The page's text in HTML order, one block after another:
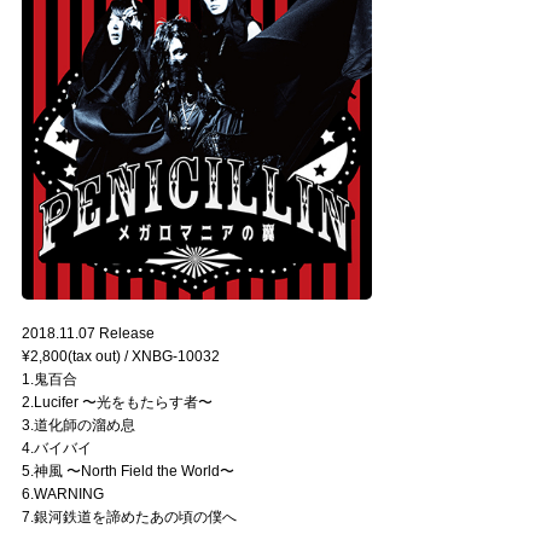
2018.11.07 Release
¥2,800(tax out) / XNBG-10032
1.鬼百合
2.Lucifer 〜光をもたらす者〜
3.道化師の溜め息
4.バイバイ
5.神風 〜North Field the World〜
6.WARNING
7.銀河鉄道を諦めたあの頃の僕へ